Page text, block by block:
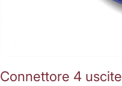
Connettore 4 uscite